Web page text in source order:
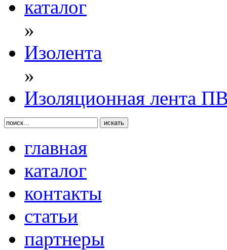
каталог
»
Изолента
»
Изоляционная лента
главная
каталог
контакты
статьи
партнеры